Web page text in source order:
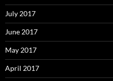
July 2017
June 2017
May 2017
April 2017